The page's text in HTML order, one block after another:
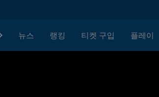
뉴스 랭킹 티켓 구입 플레이